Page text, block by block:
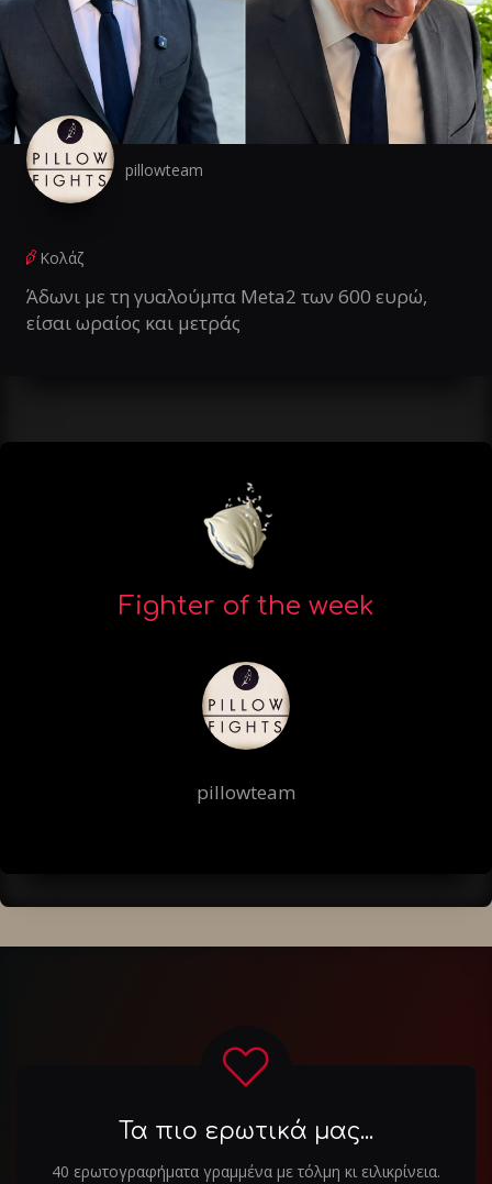
pillowteam
Κολάζ
Άδωνι με τη γυαλούμπα Meta2 των 600 ευρώ,
είσαι ωραίος και μετράς
Fighter of the week
pillowteam
Τα πιο ερωτικά μας...
40 ερωτογραφήματα γραμμένα με τόλμη κι ειλικρίνεια.